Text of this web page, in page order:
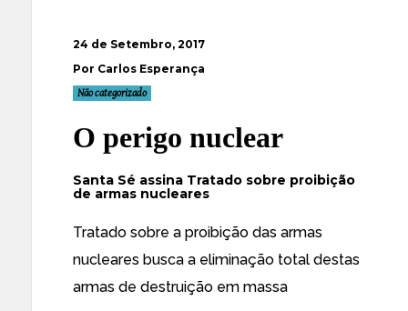
24 de Setembro, 2017
Por Carlos Esperança
Não categorizado
O perigo nuclear
Santa Sé assina Tratado sobre proibição
de armas nucleares
Tratado sobre a proibição das armas
nucleares busca a eliminação total destas
armas de destruição em massa